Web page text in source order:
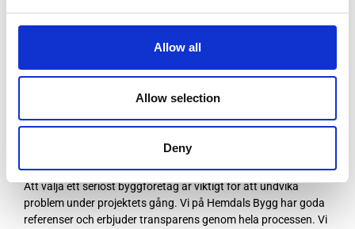
Allow all
Allow selection
Deny
förväntningar. Några av anledningarna till varför du bör anlita
Erfarenhet och expertis:Vi har lång erfarenhet av olika
Flexibilitet:Vi anpassar oss efter dina behov och ser till
Vi försöker alltid prioritera
miljömedvetna metoder och material i vårt arbete.
Att välja ett seriöst byggföretag är viktigt för att undvika
problem under projektets gång. Vi på Hemdals Bygg har goda
referenser och erbjuder transparens genom hela processen. Vi